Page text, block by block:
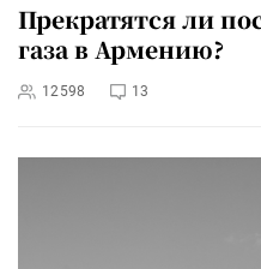
Прекратятся ли
газа в Армению?
12598 13